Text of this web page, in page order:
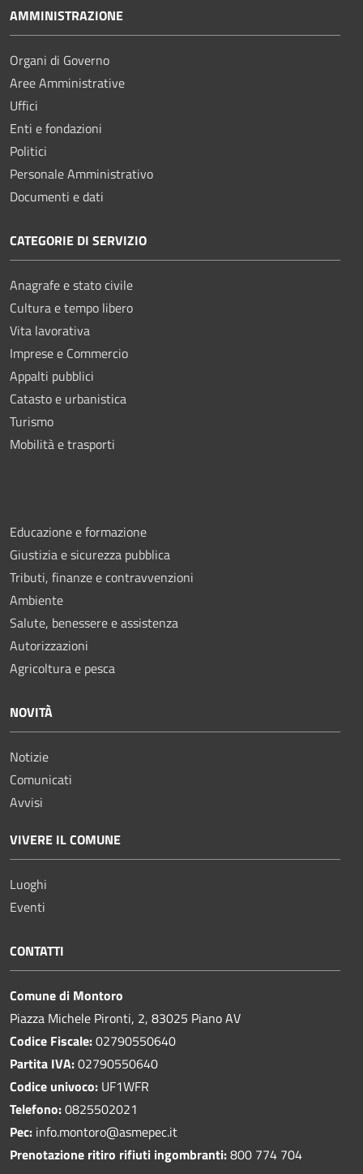
AMMINISTRAZIONE
Organi di Governo
Aree Amministrative
Uffici
Enti e fondazioni
Politici
Personale Amministrativo
Documenti e dati
CATEGORIE DI SERVIZIO
Anagrafe e stato civile
Cultura e tempo libero
Vita lavorativa
Imprese e Commercio
Appalti pubblici
Catasto e urbanistica
Turismo
Mobilità e trasporti
Educazione e formazione
Giustizia e sicurezza pubblica
Tributi, finanze e contravvenzioni
Ambiente
Salute, benessere e assistenza
Autorizzazioni
Agricoltura e pesca
NOVITÀ
Notizie
Comunicati
Avvisi
VIVERE IL COMUNE
Luoghi
Eventi
CONTATTI
Comune di Montoro
Piazza Michele Pironti, 2, 83025 Piano AV
Codice Fiscale:02790550640
Partita IVA:02790550640
Codice univoco: UF1WFR
Telefono:0825502021
Pec: info.montoro@asmepec.it
Prenotazione ritiro rifiuti ingombranti:800 774 704